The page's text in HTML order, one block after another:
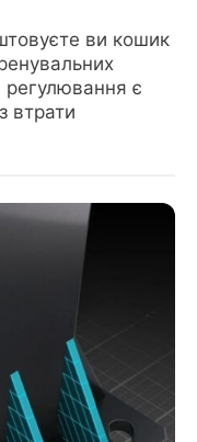
ви кошик
регулювання є
втрати